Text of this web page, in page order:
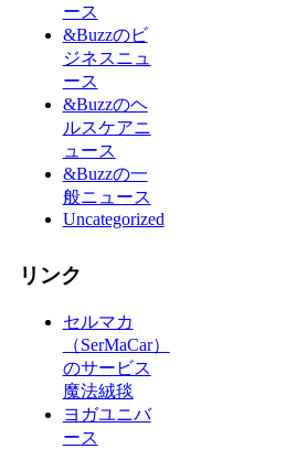
ース
&Buzzのビ
ジネスニュ
ース
&Buzzのヘ
ルスケアニ
ュース
&Buzzの一
般ニュース
Uncategorized
リンク
セルマカ
（SerMaCar）
のサービス
魔法絨毯
ヨガユニバ
ース